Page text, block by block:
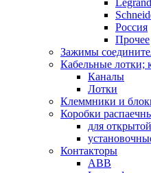
Legrand
Россия
Прочее
Зажимы
Кабельные лотки;
Каналы
Лотки
Клеммники и
Коробки
для
Контакторы
ABB